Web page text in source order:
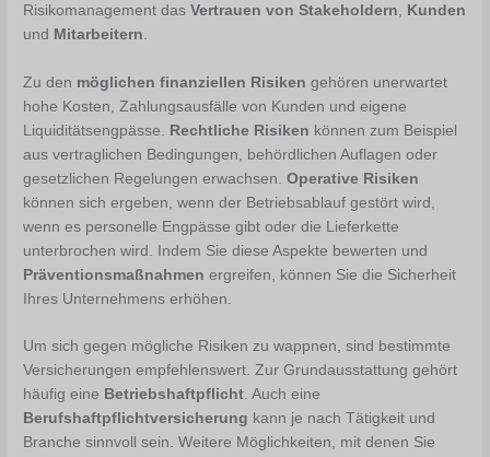
Risikomanagement dasVertrauen von Stakeholdern
Kunden
und Mitarbeitern
Zu den möglichen finanziellen Risiken gehören unerwartet
hohe Kosten, Zahlungsausfälle von Kunden und eigene
Liquiditätsengpässe. Rechtliche Risiken können zum Beispiel
aus vertraglichen Bedingungen, behördlichen Auflagen oder
gesetzlichen Regelungen erwachsen.Operative Risiken
können sich ergeben, wenn der Betriebsablauf gestört wird,
wenn es personelle Engpässe gibt oder die Lieferkette
unterbrochen wird. Indem Sie diese Aspekte bewerten und
Präventionsmaßnahmen ergreifen, können Sie die Sicherheit
Ihres Unternehmens erhöhen.
Um sich gegen mögliche Risiken zu wappnen, sind bestimmte
Versicherungen empfehlenswert. Zur Grundausstattung gehört
häufig eine Betriebshaftpflicht. Auch eine
Berufshaftpflichtversicherung kann je nach Tätigkeit und
Branche sinnvoll sein. Weitere Möglichkeiten, mit denen Sie